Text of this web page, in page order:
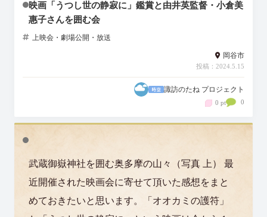
映画「うつし世の静寂に」鑑賞と由井英監督・小倉美
惠子さんを囲む会
上映会・劇場公開・放送
岡谷市
投稿：2024.5.15
諏訪のたね プロジェクト
0 pt 0
武蔵御嶽神社を囲む奥多摩の山々（写真 上） 最
近開催された映画会に寄せて頂いた感想をまと
めておきたいと思います。「オオカミの護符」